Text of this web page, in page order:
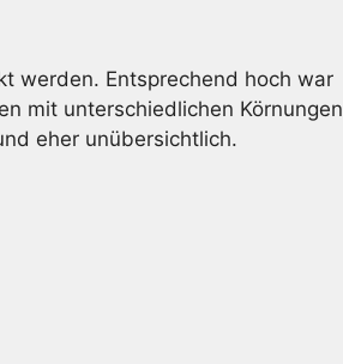
werden. Entsprechend hoch war
mit unterschiedlichen Körnungen
eher unübersichtlich.